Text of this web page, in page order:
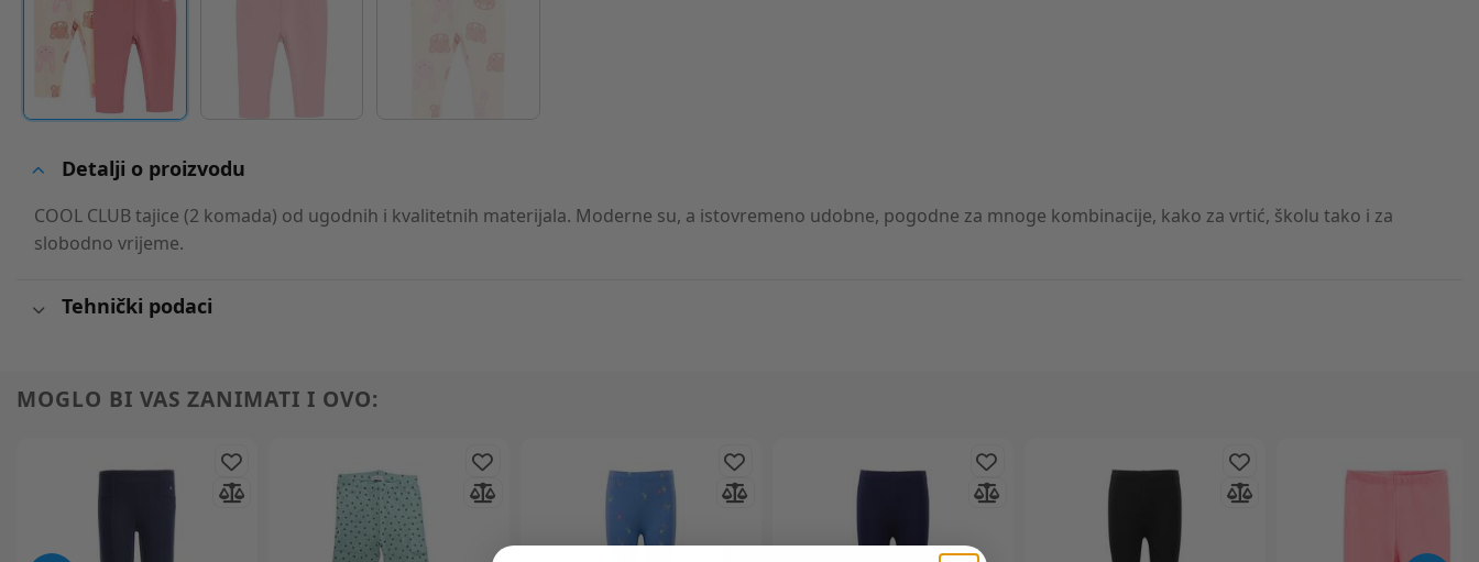
Detalji o proizvodu
COOL CLUB tajice (2 komada) od ugodnih i kvalitetnih materijala. Moderne su, a istovremeno udobne, pogodne za mnoge kombinacije, kako za vrtić, školu tako i za
slobodno vrijeme.
Tehnički podaci
MOGLO BI VAS ZANIMATI I OVO: